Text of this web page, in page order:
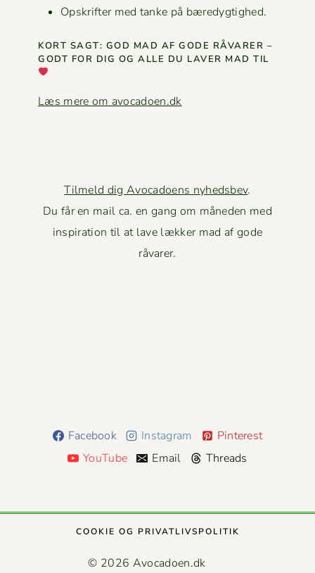
Opskrifter med tanke på bæredygtighed.
KORT SAGT: GOD MAD AF GODE RÅVAR­ER –
GODT FOR DIG OG ALLE DU LAVER MAD TIL
Læs mere om avocadoen.dk
Tilmeld dig Avocadoens nyhedsbev.
Du får en mail ca. en gang om måneden med
inspiration til at lave lækker mad af gode
råvarer.
Facebook Instagram
Pinterest
YouTube
Email Threads
COOK­IE OG PRIVATLIVSPOLITIK
© 2026 Avocadoen.dk